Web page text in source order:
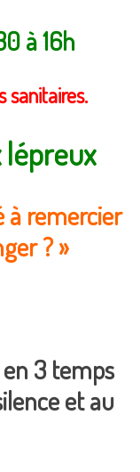
à 16h
sanitaires.
lépreux
à remercier
? »
3 temps
et au